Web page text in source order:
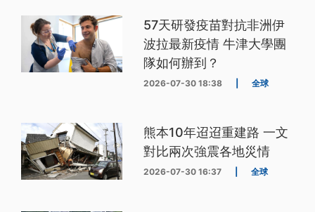
57天研發疫苗對抗非洲伊
波拉最新疫情 牛津大學團
隊如何辦到？
2026-07-30 18:38 全球
熊本10年迢迢重建路 一文
對比兩次強震各地災情
2026-07-30 16:37 全球